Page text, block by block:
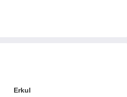
Erkul